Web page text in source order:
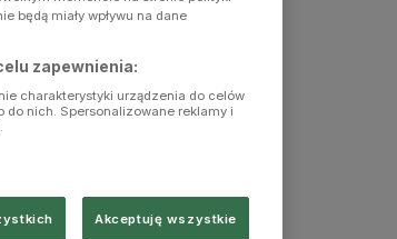
będą miały wpływu na dane
zapewnienia:
charakterystyki urządzenia do celów
nich. Spersonalizowane reklamy i
Akceptuję wszystkie